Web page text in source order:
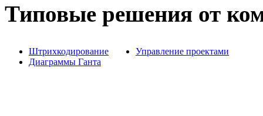
Типовые решения от
Штрихкодирование
Диаграммы Ганта
Управление проектами